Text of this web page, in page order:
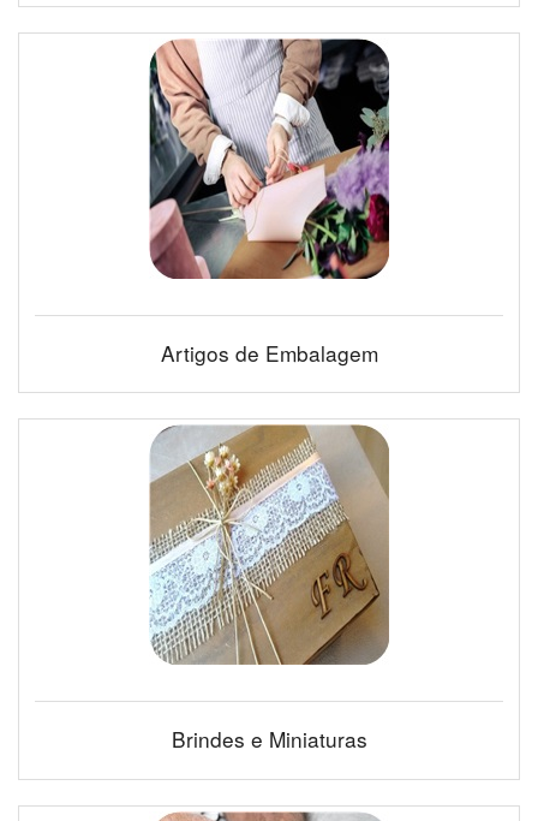
Artigos de Embalagem
Brindes e Miniaturas